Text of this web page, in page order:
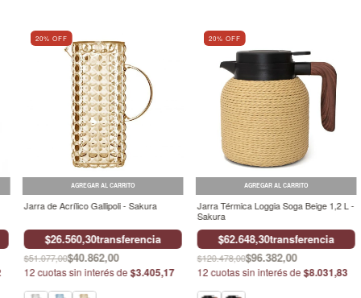
20% OFF
AGREGAR AL CARRITO
Jarra de Acrílico Gallipoli - Sakura
$26.560,30transferencia
$51.077,00$40.862,00
12 cuotas sin interés de$3.405,17
20% OFF
AGREGAR AL CARRITO
Jarra Térmica Loggia Soga Beige 1,2 L -
Sakura
$62.648,30transferencia
$120.478,00$96.382,00
12 cuotas sin interés de$8.031,83